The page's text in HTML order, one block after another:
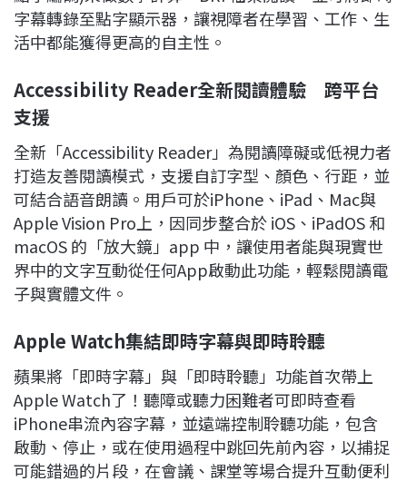
字幕轉錄至點字顯示器，讓視障者在學習、工作、生
活中都能獲得更高的自主性。
Accessibility Reader全新閱讀體驗 跨平台
支援
全新「Accessibility Reader」為閱讀障礙或低視力者
打造友善閱讀模式，支援自訂字型、顏色、行距，並
可結合語音朗讀。用戶可於iPhone、iPad、Mac與
Apple Vision Pro上，因同步整合於 iOS、iPadOS 和
macOS 的「放大鏡」app 中，讓使用者能與現實世
界中的文字互動從任何App啟動此功能，輕鬆閱讀電
子與實體文件。
Apple Watch集結即時字幕與即時聆聽
蘋果將「即時字幕」與「即時聆聽」功能首次帶上
Apple Watch了！聽障或聽力困難者可即時查看
iPhone串流內容字幕，並遠端控制聆聽功能，包含
啟動、停止，或在使用過程中跳回先前內容，以捕捉
可能錯過的片段，在會議、課堂等場合提升互動便利